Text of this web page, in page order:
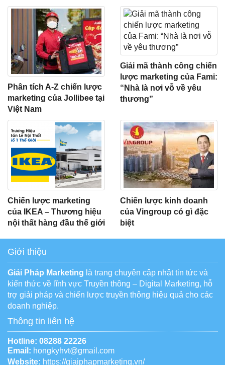
Phân tích A-Z chiến lược
marketing của Jollibee tại
Việt Nam
Giải mã thành công chiến
lược marketing của Fami:
“Nhà là nơi vỗ về yêu
thương”
Chiến lược marketing
của IKEA – Thương hiệu
nội thất hàng đầu thế giới
Chiến lược kinh doanh
của Vingroup có gì đặc
biệt
Giới thiệu
Giải Pháp Marketing là trang chuyên cập nhật tin tức và
kiến thức về lĩnh vực Truyền thông – Digital Marketing, hỗ
trợ giải pháp và chiến lược truyền thông hiệu quả cho các
doanh nghiệp.
Thông tin liên hệ
Hotline: 08288 22226
Email: hongkyhvt@gmail.com
Website: https://giaiphapmarketing.vn/